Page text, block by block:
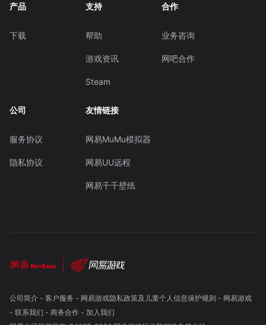
产品
下载
支持
帮助
游戏资讯
Steam
合作
业务咨询
网吧合作
公司
服务协议
隐私协议
友情链接
网易MuMu模拟器
网易UU远程
网易千千壁纸
公司简介- 客户服务 - 网易游戏隐私政策及儿童个人信息保护规则 - 网易游戏
- 联系我们 - 商务合作- 加入我们